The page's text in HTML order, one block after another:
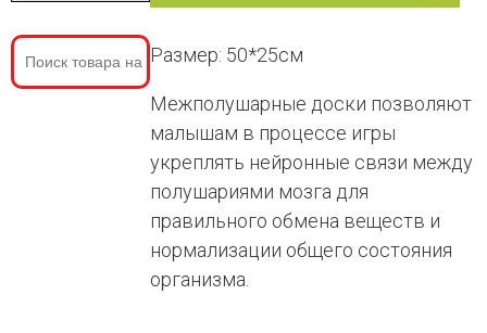
Размер: 50*25см
Межполушарные доски позволяют
малышам в процессе игры
укреплять нейронные связи между
полушариями мозга для
правильного обмена веществ и
нормализации общего состояния
организма.